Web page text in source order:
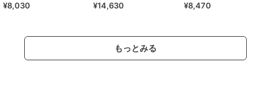
ピローSET
¥8,030
ーツ&スタイ3点セット ギフト
¥14,630
スタイSET
¥8,470
もっとみる